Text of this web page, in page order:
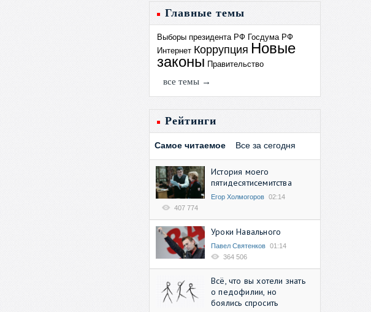
Главные темы
Выборы президента РФ Госдума РФ
Интернет Коррупция Новые
законы Правительство
все темы →
Рейтинги
Самое читаемое Все за сегодня
История моего
пятидесятисемитства
Егор Холмогоров 02:14
407 774
Уроки Навального
Павел Святенков 01:14
364 506
Всё, что вы хотели знать
о педофилии, но
боялись спросить